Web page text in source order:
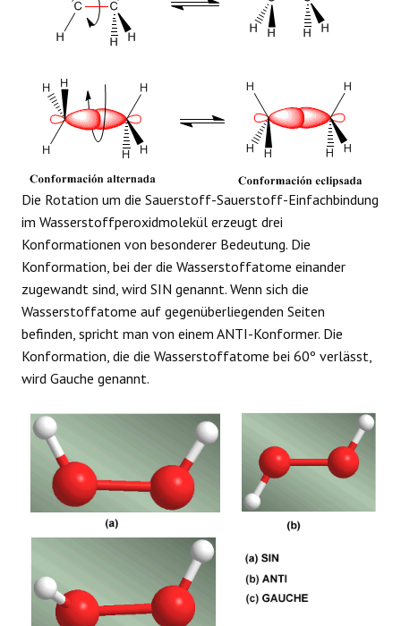
Die Rotation um die Sauerstoff-Sauerstoff-Einfachbindung
im Wasserstoffperoxidmolekül erzeugt drei
Konformationen von besonderer Bedeutung. Die
Konformation, bei der die Wasserstoffatome einander
zugewandt sind, wird SIN genannt. Wenn sich die
Wasserstoffatome auf gegenüberliegenden Seiten
befinden, spricht man von einem ANTI-Konformer. Die
Konformation, die die Wasserstoffatome bei 60º verlässt,
wird Gauche genannt.